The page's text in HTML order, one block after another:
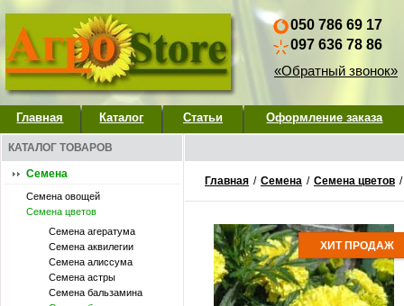
050 786 69 17
097 636 78 86
«Обратный звонок»
Главная Каталог Статьи Оформление заказа
КАТАЛОГ ТОВАРОВ
Семена
Семена овощей
Семена цветов
Семена агератума
Семена аквилегии
Семена алиссума
Семена астры
Семена бальзамина
Главная / Семена / Семена цветов /
ХИТ ПРОДАЖ